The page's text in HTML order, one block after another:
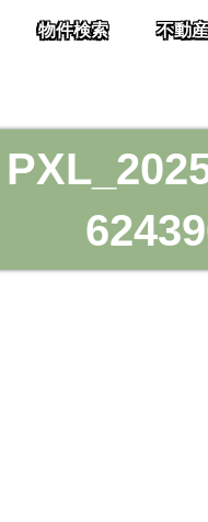
物件検索 不動